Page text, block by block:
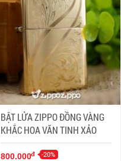
BẬT LỬA ZIPPO ĐỒNG VÀNG
KHẮC HOA VĂN TINH XẢO
800.000đ -20%